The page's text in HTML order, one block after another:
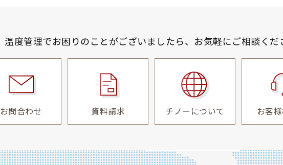
温度管理でお困りのことがございましたら、 お気軽にご相談くだ
お問合わせ 資料請求 チノーについて お客